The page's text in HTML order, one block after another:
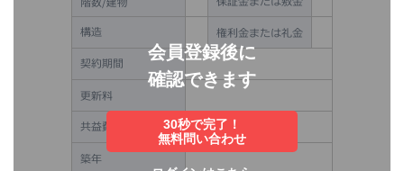
会員登録後に
確認できます
30秒で完了！
無料問い合わせ